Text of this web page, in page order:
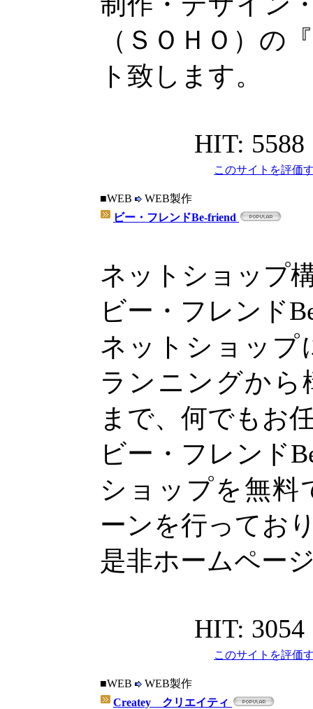
（ＳＯＨＯ）の
ト致します。
HIT: 5588
このサイトを評価
■WEB
WEB製作
ビー・フレンドBe-friend
ネットショップ
ビー・フレンド
ネットショップ
ランニングから
まで、何でもお
ビー・フレンド
ショップを無料
ーンを行ってお
是非ホームペー
HIT: 3054
このサイトを評価
■WEB
WEB製作
Createy クリエイティ